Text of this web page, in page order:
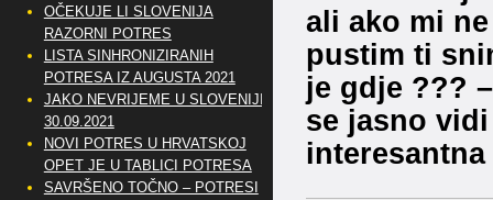
ali ako mi
pustim ti
je gdje ???
se jasno
OČEKUJE LI SLOVENIJA
RAZORNI POTRES
LISTA SINHRONIZIRANIH
POTRESA IZ AUGUSTA 2021
JAKO NEVRIJEME U SLOVENIJI
30.09.2021
NOVI POTRES U HRVATSKOJ
OPET JE U TABLICI POTRESA
SAVRŠENO TOČNO – POTRESI